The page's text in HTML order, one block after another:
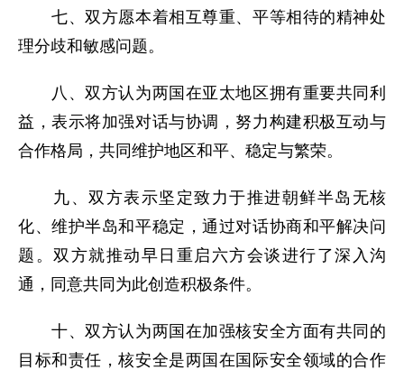
七、双方愿本着相互尊重、平等相待的精神处
理分歧和敏感问题。
八、双方认为两国在亚太地区拥有重要共同利
益，表示将加强对话与协调，努力构建积极互动与
合作格局，共同维护地区和平、稳定与繁荣。
九、双方表示坚定致力于推进朝鲜半岛无核
化、维护半岛和平稳定，通过对话协商和平解决问
题。双方就推动早日重启六方会谈进行了深入沟
通，同意共同为此创造积极条件。
十、双方认为两国在加强核安全方面有共同的
目标和责任，核安全是两国在国际安全领域的合作